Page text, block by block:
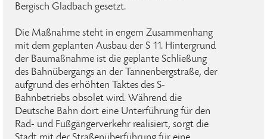
Bergisch Gladbach gesetzt.
Die Maßnahme steht in engem Zusammenhang
mit dem geplanten Ausbau der S 11. Hintergrund
der Baumaßnahme ist die geplante Schließung
des Bahnübergangs an der Tannenbergstraße, der
aufgrund des erhöhten Taktes des S-
Bahnbetriebs obsolet wird. Während die
Deutsche Bahn dort eine Unterführung für den
Rad- und Fußgängerverkehr realisiert, sorgt die